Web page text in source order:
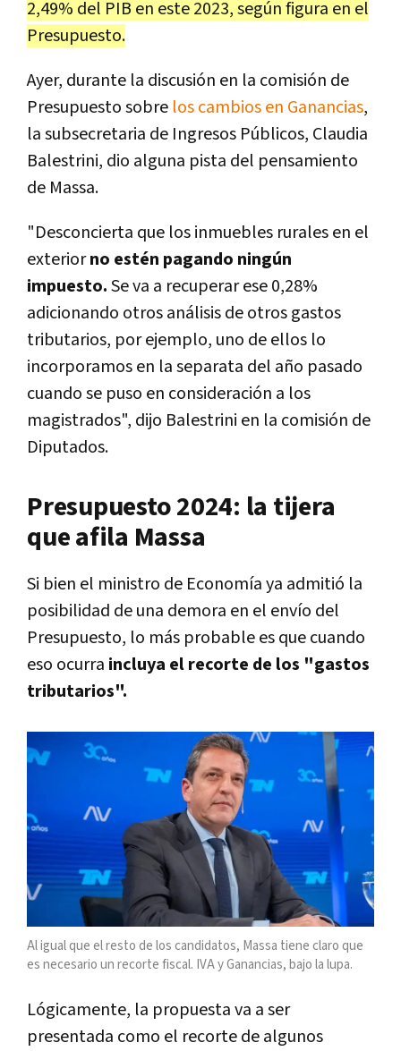
2,49% del PIB en este 2023, según figura en el
Presupuesto.
Ayer, durante la discusión en la comisión de
Presupuesto sobre los cambios en Ganancias,
la subsecretaria de Ingresos Públicos, Claudia
Balestrini, dio alguna pista del pensamiento
de Massa.
"Desconcierta que los inmuebles rurales en el
exteriorno estén pagando ningún
impuesto.Se va a recuperar ese 0,28%
adicionando otros análisis de otros gastos
tributarios, por ejemplo, uno de ellos lo
incorporamos en la separata del año pasado
cuando se puso en consideración a los
magistrados", dijo Balestrini en la comisión de
Diputados.
Presupuesto 2024: la tijera
que afila Massa
Si bien el ministro de Economía ya admitió la
posibilidad de una demora en el envío del
Presupuesto, lo más probable es que cuando
eso ocurra incluya el recorte de los "gastos
tributarios".
Al igual que el resto de los candidatos, Massa tiene claro que
es necesario un recorte fiscal. IVA y Ganancias, bajo la lupa.
Lógicamente, la propuesta va a ser
presentada como el recorte de algunos